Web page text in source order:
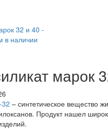
32 и 40 -
в наличии
марок
32 – синтетическое вещество
Продукт нашел